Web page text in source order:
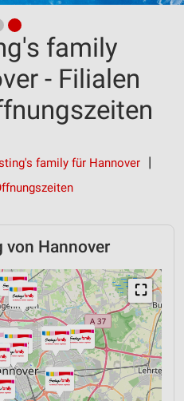
family
- Filialen
family für Hannover
von Hannover
⛶